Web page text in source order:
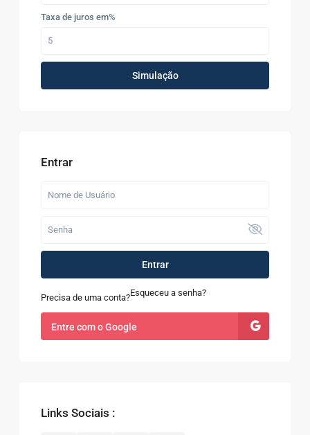
Taxa de juros em%
Simulação
Entrar
Entrar
Precisa de uma conta?Esqueceu a senha?
Entre com o Google
Links Sociais :